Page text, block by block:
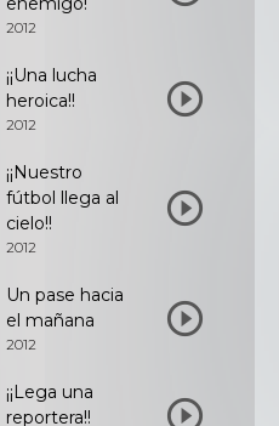
2012
¡¡Una lucha
heroica!!
2012
¡¡Nuestro
fútbol llega al
cielo!!
2012
Un pase hacia
el mañana
2012
¡¡Lega una
reportera!!